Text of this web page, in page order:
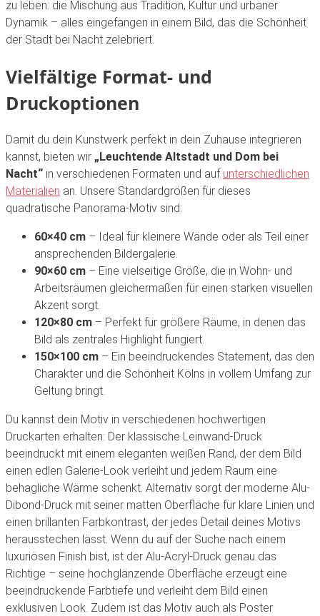
zu leben: die Mischung aus Tradition, Kultur und urbaner
Dynamik – alles eingefangen in einem Bild, das die Schönheit
der Stadt bei Nacht zelebriert.
Vielfältige Format- und
Druckoptionen
Damit du dein Kunstwerk perfekt in dein Zuhause integrieren
kannst, bieten wir „Leuchtende Altstadt und Dom bei
Nacht“ in verschiedenen Formaten und auf unterschiedlichen
Materialien an. Unsere Standardgrößen für dieses
quadratische Panorama-Motiv sind:
60×40 cm – Ideal für kleinere Wände oder als Teil einer
ansprechenden Bildergalerie.
90×60 cm – Eine vielseitige Größe, die in Wohn- und
Arbeitsräumen gleichermaßen für einen starken visuellen
Akzent sorgt.
120×80 cm – Perfekt für größere Räume, in denen das
Bild als zentrales Highlight fungiert.
150×100 cm – Ein beeindruckendes Statement, das den
Charakter und die Schönheit Kölns in vollem Umfang zur
Geltung bringt.
Du kannst dein Motiv in verschiedenen hochwertigen
Druckarten erhalten: Der klassische Leinwand-Druck
beeindruckt mit einem eleganten weißen Rand, der dem Bild
einen edlen Galerie-Look verleiht und jedem Raum eine
behagliche Wärme schenkt. Alternativ sorgt der moderne Alu-
Dibond-Druck mit seiner matten Oberfläche für klare Linien und
einen brillanten Farbkontrast, der jedes Detail deines Motivs
herausstechen lässt. Wenn du auf der Suche nach einem
luxuriösen Finish bist, ist der Alu-Acryl-Druck genau das
Richtige – seine hochglänzende Oberfläche erzeugt eine
beeindruckende Farbtiefe und verleiht dem Bild einen
exklusiven Look. Zudem ist das Motiv auch als Poster